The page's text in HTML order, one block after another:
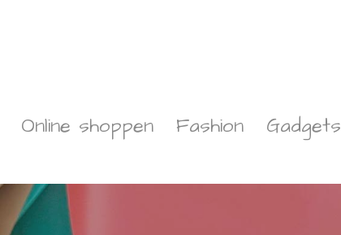
Online shoppen Fashion Gadgets